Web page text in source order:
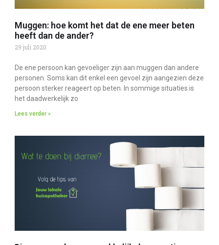
Muggen: hoe komt het dat de ene meer beten
heeft dan de ander?
29 juli 2020
De ene persoon kan gevoeliger zijn aan muggen dan andere
personen. Soms kan dit enkel een gevoel zijn aangezien deze
persoon sterker reageert op beten. In sommige situaties is
het daadwerkelijk zo
Lees verder »